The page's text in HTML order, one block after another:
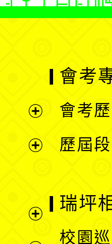
單
選
會考
會考
歷屆
瑞坪
校園